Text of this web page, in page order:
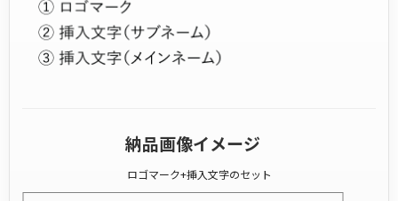
納品画像イメージ
ロゴマーク+挿入文字のセット